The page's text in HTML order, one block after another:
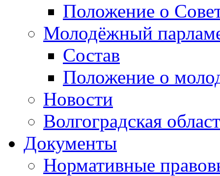
Положение о
Молодёжный
Состав
Положение о
Новости
Волгоградская
Документы
Нормативные